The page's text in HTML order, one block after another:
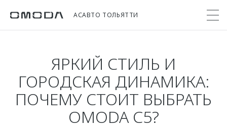
АСАВТО ТОЛЬЯТТИ
Модели
C5
Покупателям
Выбор и покупка
Сравнить комплектации
Владельцам
Сервис
Записаться на сервис
Мир OMODA
О бренде
ЯРКИЙ СТИЛЬ И
ГОРОДСКАЯ ДИНАМИКА:
ПОЧЕМУ СТОИТ ВЫБРАТЬ
OMODA C5?